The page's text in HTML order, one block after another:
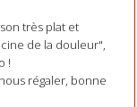
très plat et
de la douleur",
!
régaler, bonne